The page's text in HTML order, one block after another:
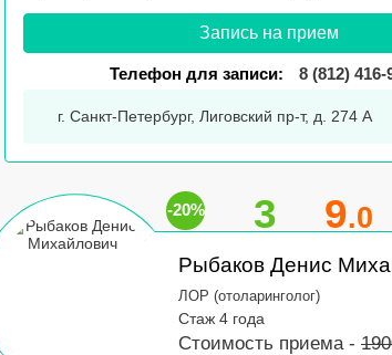
Запись на прием
Телефон для записи: 8 (812) 416-
г. Санкт-Петербург, Лиговский пр-т, д. 274 А
-20% 3 9.0
Рыбаков Денис
ЛОР (отоларинголог)
Стаж 4 года
Стоимость приема -